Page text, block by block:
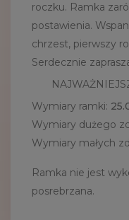
roczku. Ramka
postawienia.
chrzest, pierwszy
Serdecznie
Wymiary ramki:
Wymiary dużego
Wymiary małych
Ramka nie jest
posrebrzana.